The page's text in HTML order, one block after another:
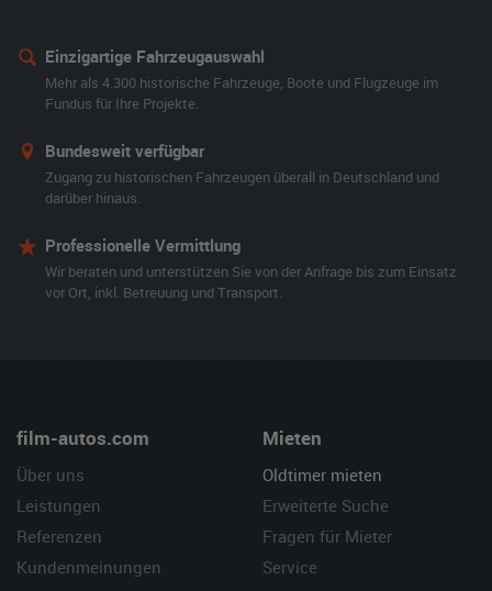
Einzigartige Fahrzeugauswahl
Mehr als 4.300 historische Fahrzeuge, Boote und Flugzeuge im
Fundus für Ihre Projekte.
Bundesweit verfügbar
Zugang zu historischen Fahrzeugen überall in Deutschland und
darüber hinaus.
Professionelle Vermittlung
Wir beraten und unterstützen Sie von der Anfrage bis zum Einsatz
vor Ort, inkl. Betreuung und Transport.
film-autos.com
Über uns
Leistungen
Referenzen
Kundenmeinungen
Mieten
Oldtimer mieten
Erweiterte Suche
Fragen für Mieter
Service